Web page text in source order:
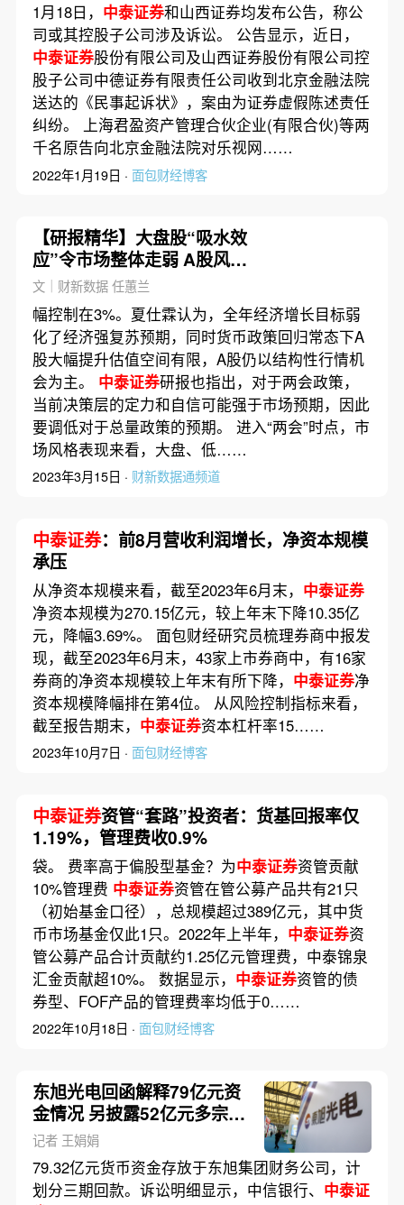
1月18日， 中泰证券和山西证券均发布公告，称公
司或其控股子公司涉及诉讼。 公告显示，近日，
中泰证券股份有限公司及山西证券股份有限公司控
股子公司中德证券有限责任公司收到北京金融法院
送达的《民事起诉状》，案由为证券虚假陈述责任
纠纷。 上海君盈资产管理合伙企业(有限合伙)等两
千名原告向北京金融法院对乐视网……
2022年1月19日 · 面包财经博客
【研报精华】大盘股“吸水效
应”令市场整体走弱 A股风格
或将切换
文｜财新数据 任蕙兰
幅控制在3%。夏仕霖认为，全年经济增长目标弱
化了经济强复苏预期，同时货币政策回归常态下A
股大幅提升估值空间有限，A股仍以结构性行情机
会为主。 中泰证券研报也指出，对于两会政策，
当前决策层的定力和自信可能强于市场预期，因此
要调低对于总量政策的预期。 进入“两会”时点，市
场风格表现来看，大盘、低……
2023年3月15日 · 财新数据通频道
中泰证券：前8月营收利润增长，净资本规模
承压
从净资本规模来看，截至2023年6月末， 中泰证券
净资本规模为270.15亿元，较上年末下降10.35亿
元，降幅3.69%。 面包财经研究员梳理券商中报发
现，截至2023年6月末，43家上市券商中，有16家
券商的净资本规模较上年末有所下降， 中泰证券净
资本规模降幅排在第4位。 从风险控制指标来看，
截至报告期末， 中泰证券资本杠杆率15……
2023年10月7日 · 面包财经博客
中泰证券资管“套路”投资者：货基回报率仅
1.19%，管理费收0.9%
袋。 费率高于偏股型基金？为中泰证券资管贡献
10%管理费 中泰证券资管在管公募产品共有21只
（初始基金口径），总规模超过389亿元，其中货
币市场基金仅此1只。2022年上半年， 中泰证券资
管公募产品合计贡献约1.25亿元管理费，中泰锦泉
汇金贡献超10%。 数据显示， 中泰证券资管的债
券型、FOF产品的管理费率均低于0……
2022年10月18日 · 面包财经博客
东旭光电回函解释79亿元资
金情况 另披露52亿元多宗诉
讼
记者 王娟娟
79.32亿元货币资金存放于东旭集团财务公司，计
划分三期回款。诉讼明细显示，中信银行、 中泰证